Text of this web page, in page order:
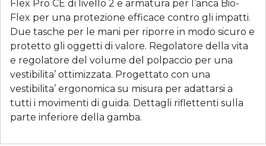
Flex Pro CE di livello 2 e armatura per l’anca Bio-
Flex per una protezione efficace contro gli impatti.
Due tasche per le mani per riporre in modo sicuro e
protetto gli oggetti di valore. Regolatore della vita
e regolatore del volume del polpaccio per una
vestibilita’ ottimizzata. Progettato con una
vestibilita’ ergonomica su misura per adattarsi a
tutti i movimenti di guida. Dettagli riflettenti sulla
parte inferiore della gamba.